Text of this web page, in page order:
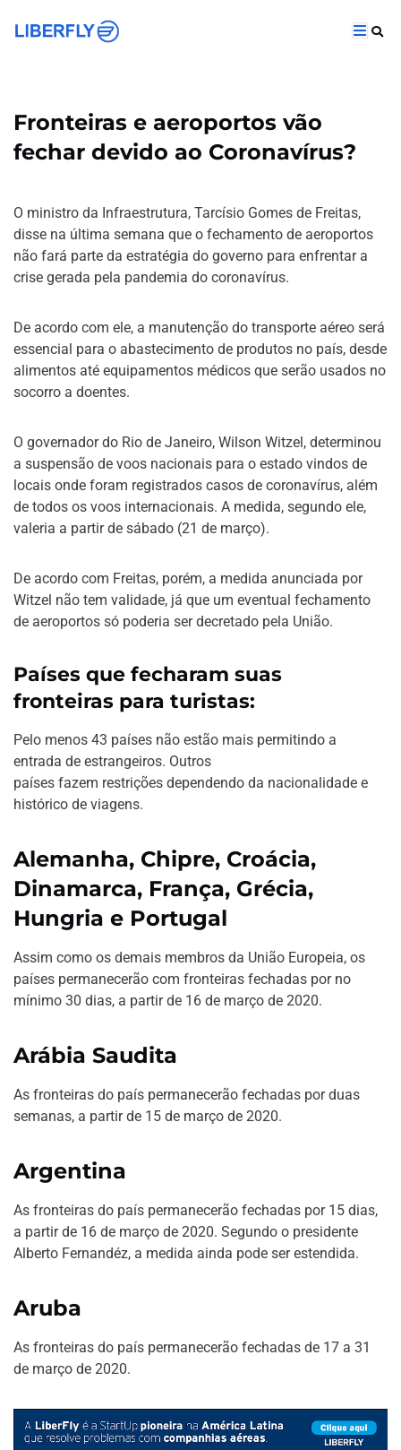
Fronteiras e aeroportos vão
fechar devido ao Coronavírus?
O ministro da Infraestrutura, Tarcísio Gomes de Freitas,
disse na última semana que o fechamento de aeroportos
não fará parte da estratégia do governo para enfrentar a
crise gerada pela pandemia do coronavírus.
De acordo com ele, a manutenção do transporte aéreo será
essencial para o abastecimento de produtos no país, desde
alimentos até equipamentos médicos que serão usados no
socorro a doentes.
O governador do Rio de Janeiro, Wilson Witzel, determinou
a suspensão de voos nacionais para o estado vindos de
locais onde foram registrados casos de coronavírus, além
de todos os voos internacionais. A medida, segundo ele,
valeria a partir de sábado (21 de março).
De acordo com Freitas, porém, a medida anunciada por
Witzel não tem validade, já que um eventual fechamento
de aeroportos só poderia ser decretado pela União.
Países que fecharam suas
fronteiras para turistas:
Pelo menos 43 países não estão mais permitindo a
entrada de estrangeiros. Outros
países fazem restrições dependendo da nacionalidade e
histórico de viagens.
Alemanha, Chipre, Croácia,
Dinamarca, França, Grécia,
Hungria e Portugal
Assim como os demais membros da União Europeia, os
países permanecerão com fronteiras fechadas por no
mínimo 30 dias, a partir de 16 de março de 2020.
Arábia Saudita
As fronteiras do país permanecerão fechadas por duas
semanas, a partir de 15 de março de 2020.
Argentina
As fronteiras do país permanecerão fechadas por 15 dias,
a partir de 16 de março de 2020. Segundo o presidente
Alberto Fernandéz, a medida ainda pode ser estendida.
Aruba
As fronteiras do país permanecerão fechadas de 17 a 31
de março de 2020.